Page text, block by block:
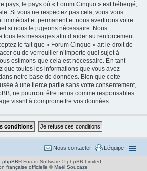
pays, le pays où « Forum Cinquo » est hébergé,
Si vous ne respectez pas cela, vous vous
immédiat et permanent et nous avertirons votre
si nous le jugeons nécessaire. Nous
tous les messages afin d’aider au renforcement
le fait que « Forum Cinquo » ait le droit de
ou de verrouiller n’importe quel sujet à
estimons que cela est nécessaire. En tant
que toutes les informations que vous avez
notre base de données. Bien que cette
à une tierce partie sans votre consentement,
ne pourront être tenus comme responsables
visant à compromettre vos données.
L’équipe
Nous contacter
phpBB® Forum Software © phpBB Limited
française officielle ©Maël Soucaze